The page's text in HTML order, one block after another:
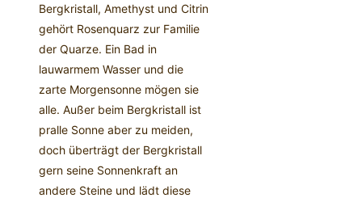
Bergkristall, Amethyst und Citrin
gehört Rosenquarz zur Familie
der Quarze. Ein Bad in
lauwarmem Wasser und die
zarte Morgensonne mögen sie
alle. Außer beim Bergkristall ist
pralle Sonne aber zu meiden,
doch überträgt der Bergkristall
gern seine Sonnenkraft an
andere Steine und lädt diese